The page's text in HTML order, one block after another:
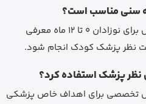
طبق نوشته روی قوطی، این مدل برای نوزادان 0 تا 12 ماه معرفی
نظر پزشک کودک انجام شود.
تخصصی برای اهداف خاص پزشکی